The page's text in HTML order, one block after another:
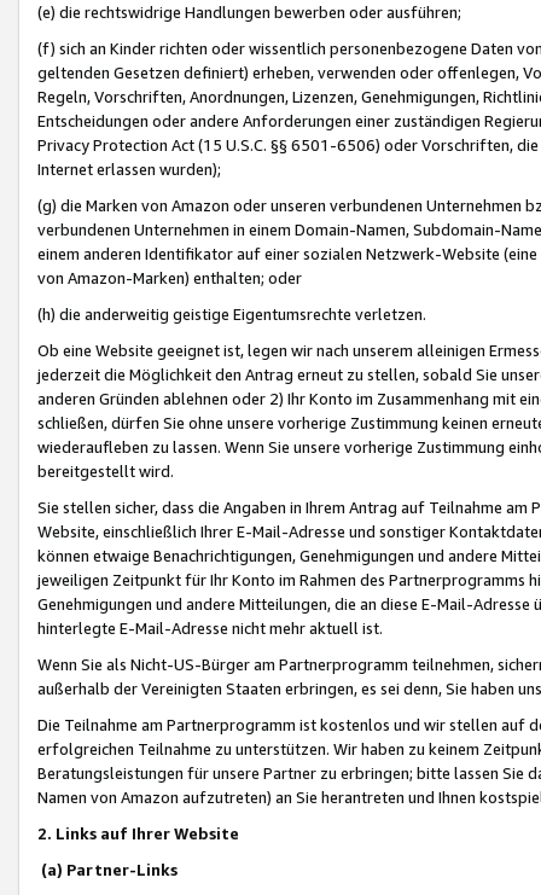
(e) die rechtswidrige Handlungen bewerben oder ausführen;
(f) sich an Kinder richten oder wissentlich personenbezogene Daten
geltenden Gesetzen definiert) erheben, verwenden oder offenlegen,
Regeln, Vorschriften, Anordnungen, Lizenzen, Genehmigungen,
Entscheidungen oder andere Anforderungen einer zuständigen
Privacy Protection Act (15 U.S.C. §§ 6501-6506) oder Vorschriften,
Internet erlassen wurden);
(g) die Marken von Amazon oder unseren verbundenen Unternehmen
verbundenen Unternehmen in einem Domain-Namen, Subdomain-
einem anderen Identifikator auf einer sozialen Netzwerk-Website
von Amazon-Marken) enthalten; oder
(h) die anderweitig geistige Eigentumsrechte verletzen.
Ob eine Website geeignet ist, legen wir nach unserem alleinigen
jederzeit die Möglichkeit den Antrag erneut zu stellen, sobald Sie
anderen Gründen ablehnen oder 2) Ihr Konto im Zusammenhang mit
schließen, dürfen Sie ohne unsere vorherige Zustimmung keinen
wiederaufleben zu lassen. Wenn Sie unsere vorherige Zustimmung
bereitgestellt wird.
Sie stellen sicher, dass die Angaben in Ihrem Antrag auf Teilnahme
Website, einschließlich Ihrer E-Mail-Adresse und sonstiger
können etwaige Benachrichtigungen, Genehmigungen und andere
jeweiligen Zeitpunkt für Ihr Konto im Rahmen des Partnerprogramms
Genehmigungen und andere Mitteilungen, die an diese E-Mail-
hinterlegte E-Mail-Adresse nicht mehr aktuell ist.
Wenn Sie als Nicht-US-Bürger am Partnerprogramm teilnehmen,
außerhalb der Vereinigten Staaten erbringen, es sei denn, Sie haben
Die Teilnahme am Partnerprogramm ist kostenlos und wir stellen auf
erfolgreichen Teilnahme zu unterstützen. Wir haben zu keinem
Beratungsleistungen für unsere Partner zu erbringen; bitte lassen Sie
Namen von Amazon aufzutreten) an Sie herantreten und Ihnen
2. Links auf Ihrer Website
(a) Partner-Links